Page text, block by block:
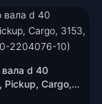
d 40
Pickup, Cargo,